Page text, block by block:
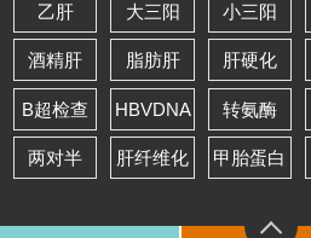
乙肝 大三阳 小三阳
酒精肝 脂肪肝 肝硬化
B超检查 HBVDNA 转氨酶
两对半 肝纤维化 甲胎蛋白